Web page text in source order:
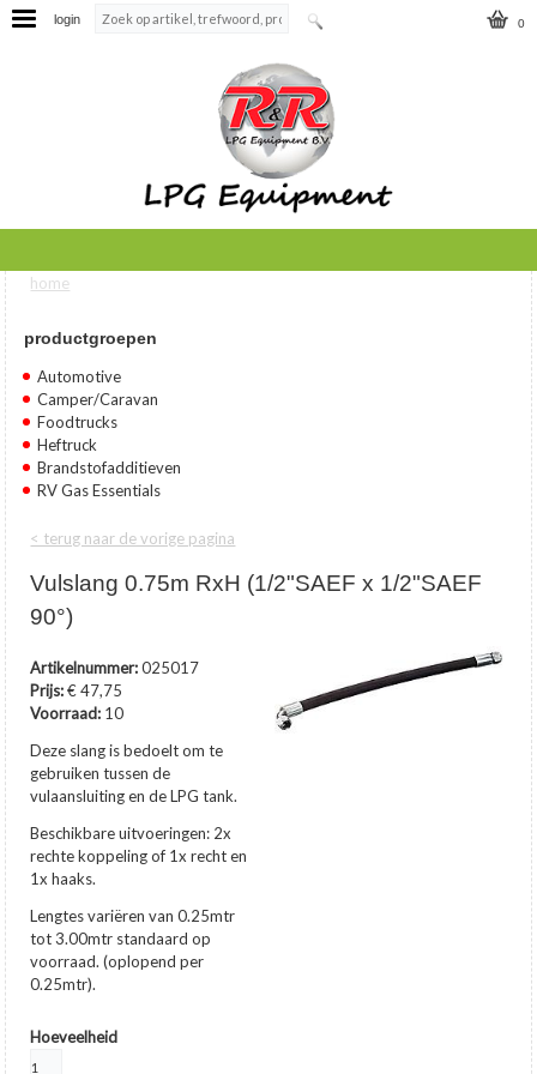
0
login
U bent hier
home
productgroepen
Automotive
Camper/Caravan
Foodtrucks
Heftruck
Brandstofadditieven
RV Gas Essentials
< terug naar de vorige pagina
Vulslang 0.75m RxH (1/2"SAEF x 1/2"SAEF
90°)
Artikelnummer:025017
Prijs: € 47,75
Voorraad: 10
Deze slang is bedoelt om te
gebruiken tussen de
vulaansluiting en de LPG tank.
Beschikbare uitvoeringen: 2x
rechte koppeling of 1x recht en
1x haaks.
Lengtes variëren van 0.25mtr
tot 3.00mtr standaard op
voorraad. (oplopend per
0.25mtr).
Hoeveelheid